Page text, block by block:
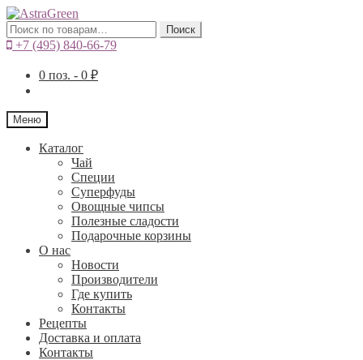
Искать: Поиск
+7 (495) 840-66-79
0 поз. - 0 ₽
Меню
Каталог
Чай
Специи
Cуперфуды
Овощные чипсы
Полезные сладости
Подарочные корзины
О нас
Новости
Производители
Где купить
Контакты
Рецепты
Доставка и оплата
Контакты